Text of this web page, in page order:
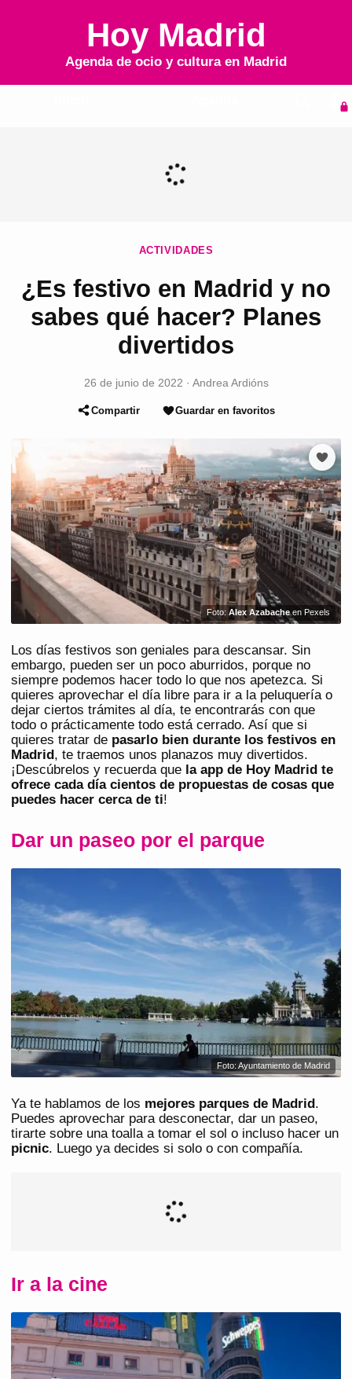
Hoy Madrid
Agenda de ocio y cultura en Madrid
ACTIVIDADES
¿Es festivo en Madrid y no
sabes qué hacer? Planes
divertidos
26 de junio de 2022 · Andrea Ardións
Compartir Guardar en favoritos
Foto: Alex Azabacheen Pexels
Los días festivos son geniales para descansar. Sin
embargo, pueden ser un poco aburridos, porque no
siempre podemos hacer todo lo que nos apetezca. Si
quieres aprovechar el día libre para ir a la peluquería o
dejar ciertos trámites al día, te encontrarás con que
todo o prácticamente todo está cerrado. Así que si
quieres tratar de pasarlo bien durante los festivos en
Madrid , te traemos unos planazos muy divertidos.
¡Descúbrelos y recuerda que la app de Hoy Madrid te
ofrece cada día cientos de propuestas de cosas que
puedes hacer cerca de ti!
Dar un paseo por el parque
Foto: Ayuntamiento de Madrid
Ya te hablamos de los mejores parques de Madrid.
Puedes aprovechar para desconectar, dar un paseo,
tirarte sobre una toalla a tomar el sol o incluso hacer un
picnic. Luego ya decides si solo o con compañía.
Ir a la cine